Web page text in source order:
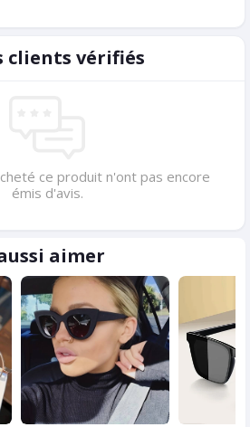
clients vérifiés
ce produit n'ont pas encore
émis d'avis.
aimer